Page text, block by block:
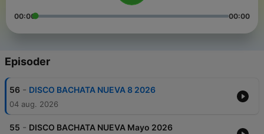
00:00 00:00
Episoder
56 - DISCO BACHATA NUEVA 8 2026
04 aug. 2026
55 - DISCO BACHATA NUEVA Mayo 2026